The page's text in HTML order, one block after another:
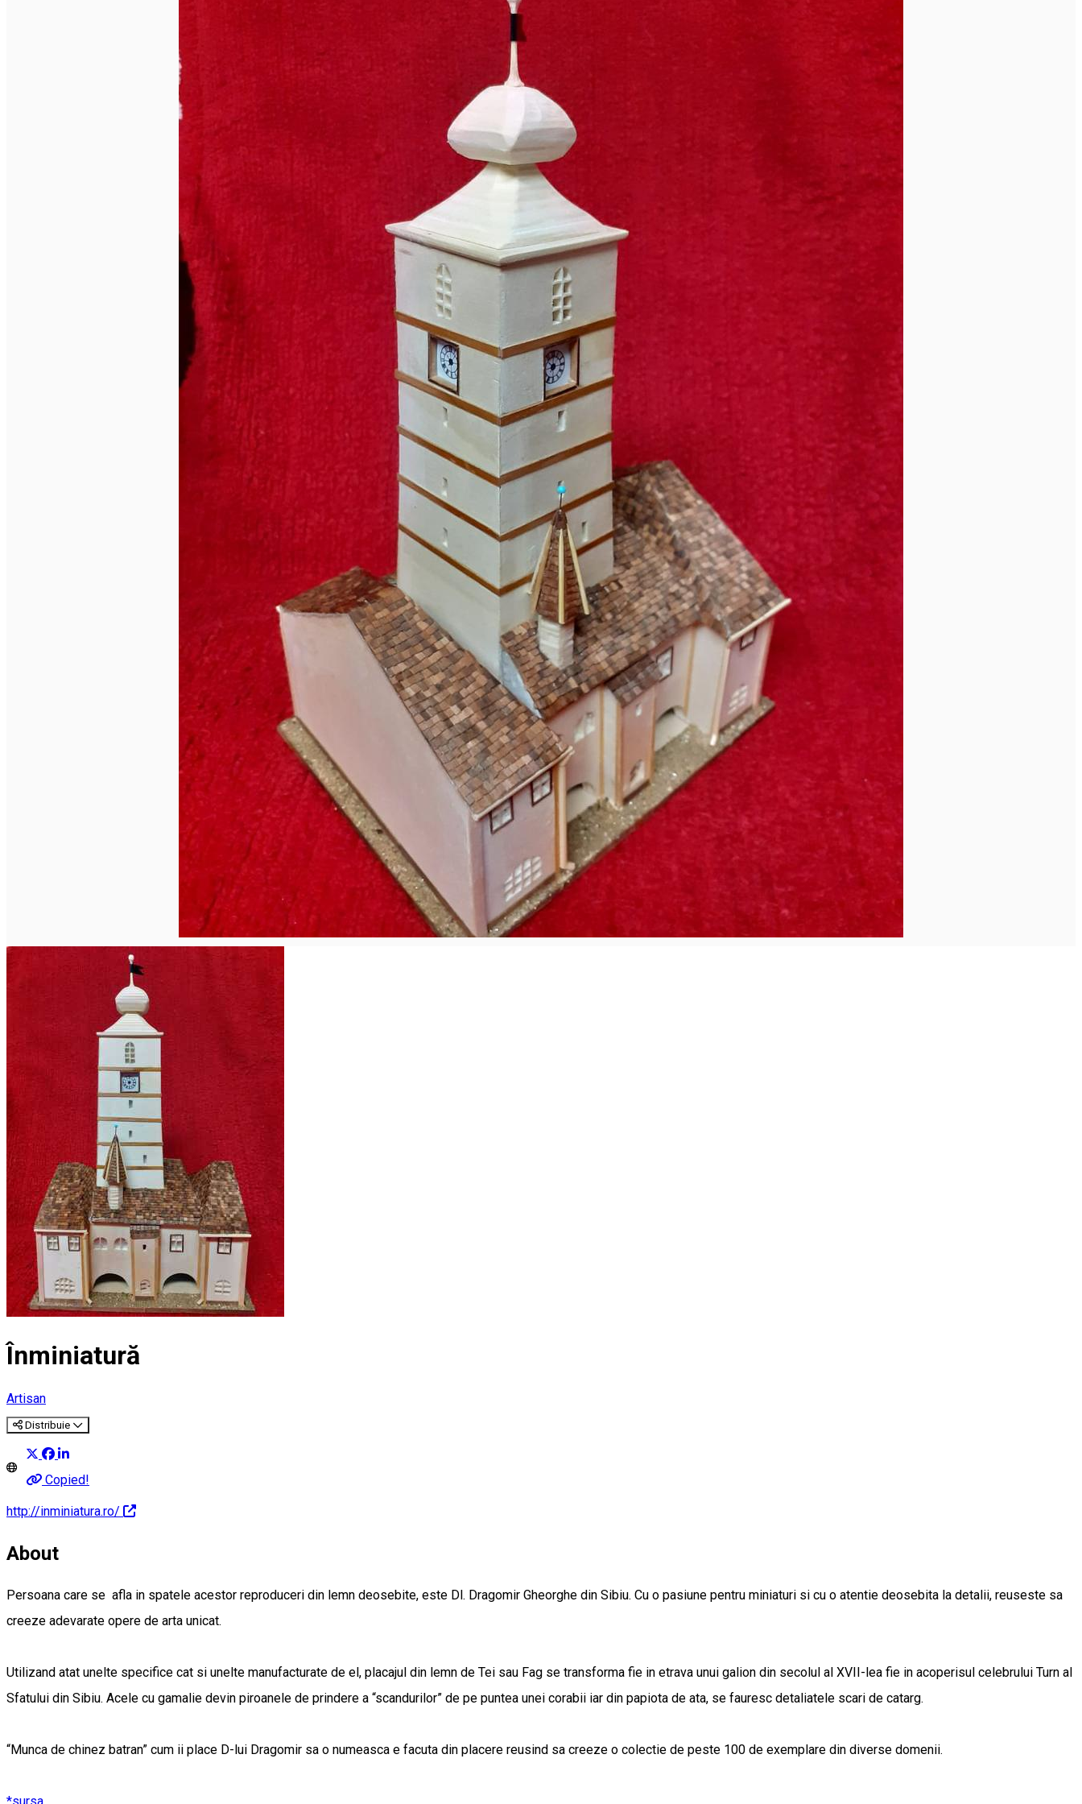
Înminiatură
Artisan
Distribuie
Copied!
http://inminiatura.ro/
About
Persoana care se afla in spatele acestor reproduceri din lemn deosebite, este Dl. Dragomir Gheorghe din Sibiu. Cu o pasiune pentru miniaturi si cu o atentie deosebita la detalii, reuseste sa
creeze adevarate opere de arta unicat.
Utilizand atat unelte specifice cat si unelte manufacturate de el, placajul din lemn de Tei sau Fag se transforma fie in etrava unui galion din secolul al XVII-lea fie in acoperisul celebrului Turn al
Sfatului din Sibiu. Acele cu gamalie devin piroanele de prindere a “scandurilor” de pe puntea unei corabii iar din papiota de ata, se fauresc detaliatele scari de catarg.
“Munca de chinez batran” cum ii place D-lui Dragomir sa o numeasca e facuta din placere reusind sa creeze o colectie de peste 100 de exemplare din diverse domenii.